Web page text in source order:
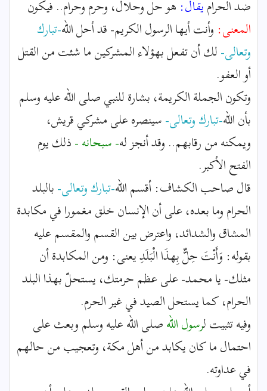
ضد الحراميقال: هو حل وحلال، وحرم وحرام.. فيكون
المعنى: وأنت أيها الرسول الكريم- قد أحل الله-تبارك
وتعالى-لك أن تفعل بهؤلاء المشركين ما شئت من القتل
أو العفو.
وتكون الجملة الكريمة، بشارة للنبي صلى الله عليه وسلم
بأن الله-تبارك وتعالى-سينصره على مشركي قريش،
ويمكنه من رقابهم.. وقد أنجز له- سبحانه -ذلك يوم
الفتح الأكبر.
قال صاحب الكشاف: أقسم الله-تبارك وتعالى-بالبلد
الحرام وما بعده، على أن الإنسان خلق مغمورا في مكابدة
المشاق والشدائد، واعترض بين القسم والمقسم عليه
بقوله: وَأَنْتَ حِلٌّ بِهذَا الْبَلَدِ يعنى: ومن المكابدة أن
مثلك- يا محمد- على عظم حرمتك، يستحلّ بهذا البلد
الحرام، كما يستحل الصيد في غير الحرم.
وفيه تثبيت لرسول اللهصلى الله عليه وسلم وبعث على
احتمال ما كان يكابد من أهل مكة، وتعجيب من حالهم
في عداوته.